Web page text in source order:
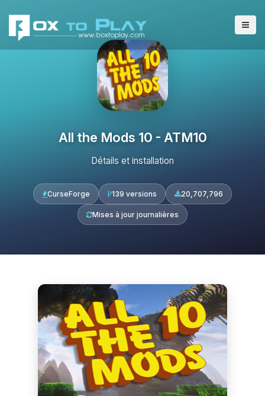
All the Mods 10 - ATM10
Détails et installation
CurseForge 139 versions 20,707,796
Mises à jour journalières